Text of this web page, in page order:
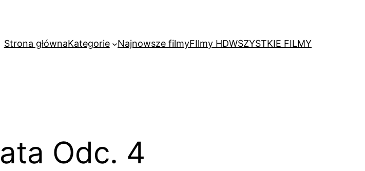
Strona głównaKategorie Najnowsze filmyFIlmy HDWSZYSTKIE FILMY
Odc. 4